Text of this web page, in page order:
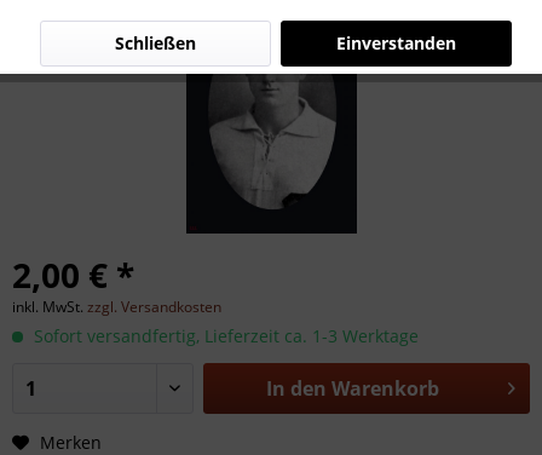
2,00 € *
inkl. MwSt. zzgl. Versandkosten
Sofort versandfertig, Lieferzeit ca. 1-3 Werktage
In den Warenkorb
Merken
Einverstanden
Schließen